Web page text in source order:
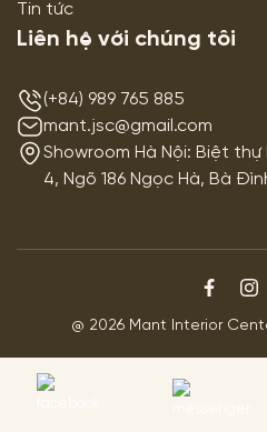
Tin tức
Liên hệ với chúng tôi
(+84) 989 765 885
mant.jsc@gmail.com
Showroom Hà Nội: Biệt
4, Ngõ 186 Ngọc Hà, Bà
@ 2026 Mant Interior